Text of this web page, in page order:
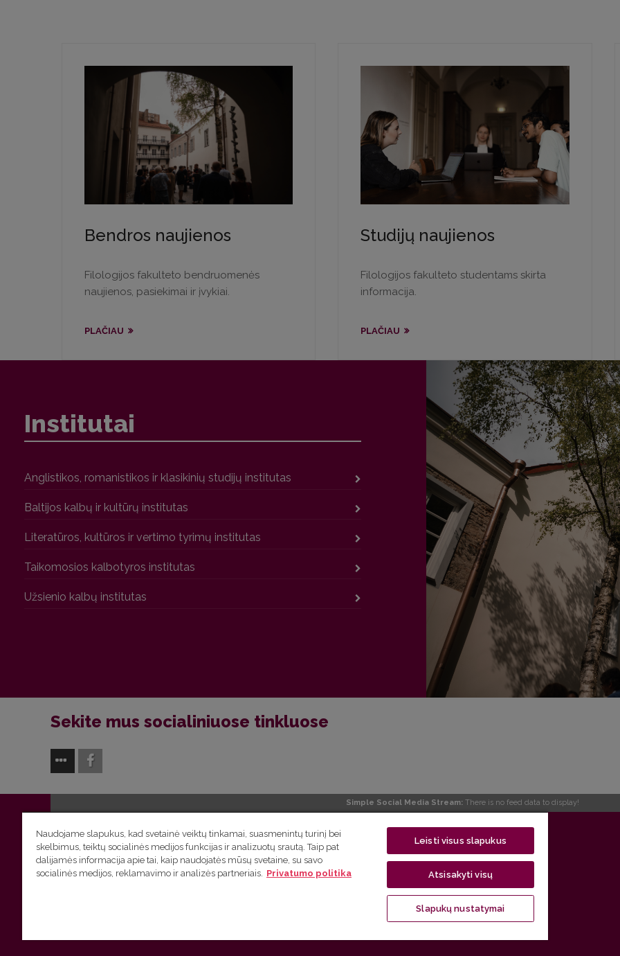
Bendros naujienos
Filologijos fakulteto bendruomenės
naujienos, pasiekimai ir įvykiai.
PLAČIAU
Studijų naujienos
Filologijos fakulteto studentams skirta
informacija.
PLAČIAU
Institutai
Anglistikos, romanistikos ir klasikinių studijų institutas
Baltijos kalbų ir kultūrų institutas
Literatūros, kultūros ir vertimo tyrimų institutas
Taikomosios kalbotyros institutas
Užsienio kalbų institutas
Sekite mus socialiniuose tinkluose
Simple Social Media Stream: There is no feed data to display!
Vilniaus universitetas Filologijos fakultetas | Universiteto g. 5, LT-01131 Vilnius
Studijų skyriaus(studijų ir tvarkaraščio klausimai) tel. (0 5) 268 7208 | El. paštasstudijos@flf.vu.lt
Administracijos(personalo, auditorijų ir komunikacijos klausimai) tel. (0 5) 268 7207 | El. paštasflf@flf.vu.lt
https://www.flf.vu.lt/lsk| El. paštasandrius.apinis@flf.vu.lt
Naudojame slapukus, kad svetainė veiktų tinkamai, suasmenintų turinį bei
skelbimus, teiktų socialinės medijos funkcijas ir analizuotų srautą. Taip pat
dalijamės informacija apie tai, kaip naudojatės mūsų svetaine, su savo
socialinės medijos, reklamavimo ir analizės partneriais. Privatumo politika
Leisti visus slapukus
Atsisakyti visų
Slapukų nustatymai